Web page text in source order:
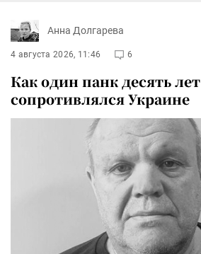
Анна Долгарева
4 августа 2026, 11:46 6
Как один панк десять лет
сопротивлялся Украине